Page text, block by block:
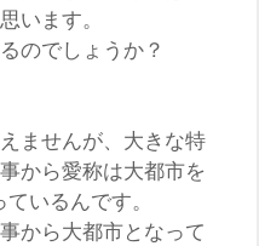
います。
のでしょうか？
ませんが、大きな特
から愛称は大都市を
いるんです。
から大都市となって